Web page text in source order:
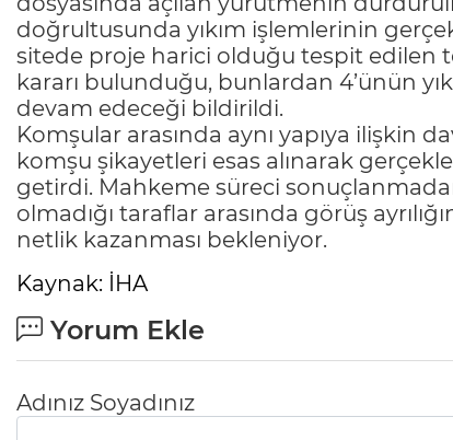
doğrultusunda yıkım işlemlerinin
sitede proje harici olduğu tespit edilen
kararı bulunduğu, bunlardan 4’ünün
devam edeceği bildirildi.
Komşular arasında aynı yapıya ilişkin
komşu şikayetleri esas alınarak
getirdi. Mahkeme süreci
olmadığı taraflar arasında görüş
netlik kazanması bekleniyor.
Kaynak: İHA
Yorum Ekle
Adınız Soyadınız